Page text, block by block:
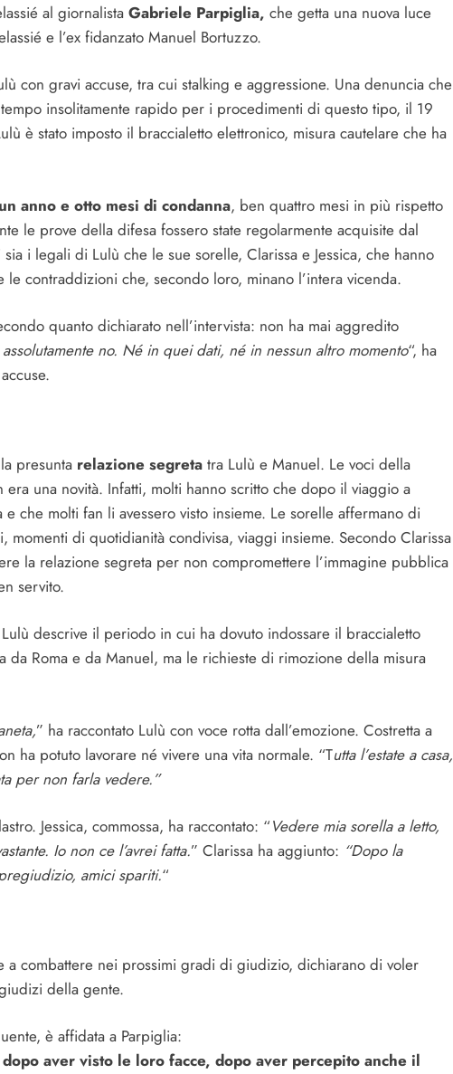
al giornalista Gabriele Parpiglia, che getta una nuova luce
e l’ex fidanzato Manuel Bortuzzo.
con gravi accuse, tra cui stalking e aggressione. Una denuncia che
insolitamente rapido per i procedimenti di questo tipo, il 19
è stato imposto il braccialetto elettronico, misura cautelare che ha
un anno e otto mesi di condanna, ben quattro mesi in più rispetto
le prove della difesa fossero state regolarmente acquisite dal
i legali di Lulù che le sue sorelle, Clarissa e Jessica, che hanno
contraddizioni che, secondo loro, minano l’intera vicenda.
quanto dichiarato nell’intervista: non ha mai aggredito
no. Né in quei dati, né in nessun altro momento“, ha
presunta relazione segreta tra Lulù e Manuel. Le voci della
una novità. Infatti, molti hanno scritto che dopo il viaggio a
che molti fan li avessero visto insieme. Le sorelle affermano di
momenti di quotidianità condivisa, viaggi insieme. Secondo Clarissa
la relazione segreta per non compromettere l’immagine pubblica
servito.
descrive il periodo in cui ha dovuto indossare il braccialetto
da Roma e da Manuel, ma le richieste di rimozione della misura
” ha raccontato Lulù con voce rotta dall’emozione. Costretta a
ha potuto lavorare né vivere una vita normale. “Tutta l’estate a casa,
per non farla vedere.”
Jessica, commossa, ha raccontato: “Vedere mia sorella a letto,
Io non ce l’avrei fatta.” Clarissa ha aggiunto: “Dopo la
amici spariti.“
a combattere nei prossimi gradi di giudizio, dichiarano di voler
della gente.
è affidata a Parpiglia:
aver visto le loro facce, dopo aver percepito anche il